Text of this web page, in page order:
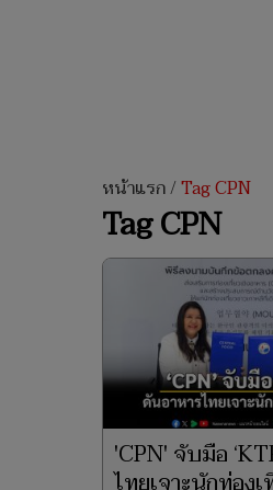
หน้าแรก/Tag CPN
Tag CPN
'CPN' จับมือ